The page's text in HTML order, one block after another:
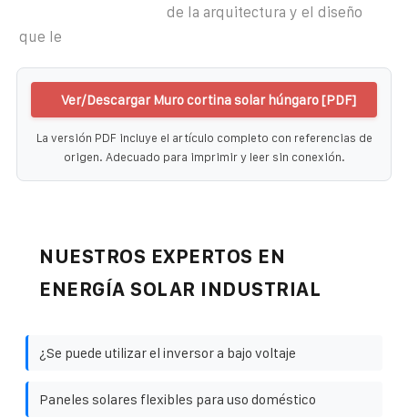
de la arquitectura y el diseño
que le
Ver/Descargar Muro cortina solar húngaro [PDF]
La versión PDF incluye el artículo completo con referencias de
origen. Adecuado para imprimir y leer sin conexión.
NUESTROS EXPERTOS EN
ENERGÍA SOLAR INDUSTRIAL
¿Se puede utilizar el inversor a bajo voltaje
Paneles solares flexibles para uso doméstico